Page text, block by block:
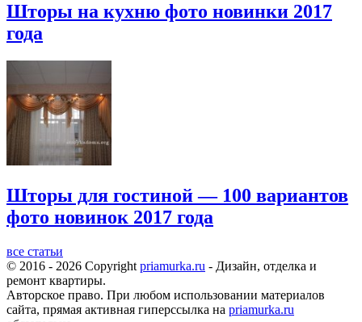
Шторы на кухню фото новинки 2017
года
Шторы для гостиной — 100 вариантов
фото новинок 2017 года
все статьи
© 2016 - 2026 Copyright priamurka.ru - Дизайн, отделка и
ремонт квартиры.
Авторское право. При любом использовании материалов
сайта, прямая активная гиперссылка на priamurka.ru